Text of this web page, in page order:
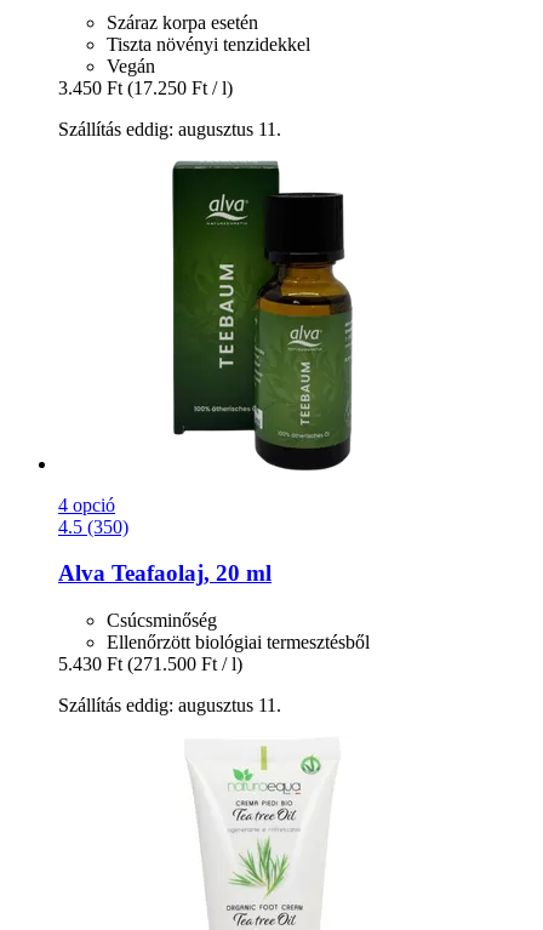
Száraz korpa esetén
Tiszta növényi tenzidekkel
Vegán
3.450 Ft (17.250 Ft / l)
Szállítás eddig: augusztus 11.
4 opció
4.5 (350)
Alva Teafaolaj, 20 ml
Csúcsminőség
Ellenőrzött biológiai termesztésből
5.430 Ft (271.500 Ft / l)
Szállítás eddig: augusztus 11.